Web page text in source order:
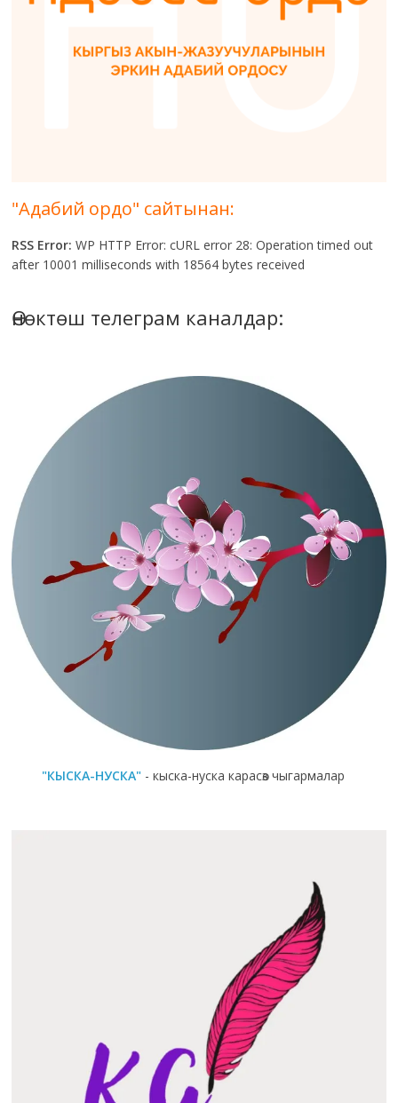
"Адабий ордо" сайтынан:
RSS Error: WP HTTP Error: cURL error 28: Operation timed out
after 10001 milliseconds with 18564 bytes received
Өнөктөш телеграм каналдар:
"КЫСКА-НУСКА" - кыска-нуска карасөз чыгармалар